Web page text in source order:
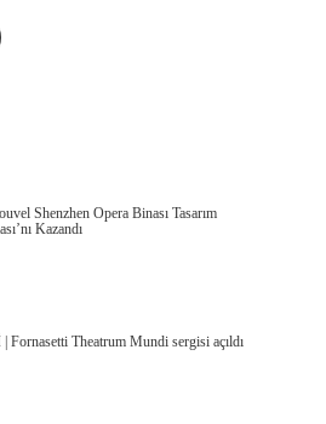
Shenzhen Opera Binası Tasarım
Kazandı
Fornasetti Theatrum Mundi sergisi açıldı